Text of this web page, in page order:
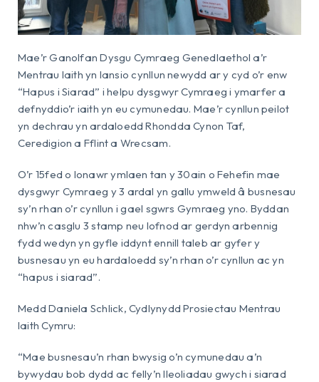
Mae’r Ganolfan Dysgu Cymraeg Genedlaethol a’r
Mentrau Iaith yn lansio cynllun newydd ar y cyd o’r enw
“Hapus i Siarad” i helpu dysgwyr Cymraeg i ymarfer a
defnyddio’r iaith yn eu cymunedau. Mae’r cynllun peilot
yn dechrau yn ardaloedd Rhondda Cynon Taf,
Ceredigion a Fflint a Wrecsam.
O’r 15fed o Ionawr ymlaen tan y 30ain o Fehefin mae
dysgwyr Cymraeg y 3 ardal yn gallu ymweld â busnesau
sy’n rhan o’r cynllun i gael sgwrs Gymraeg yno. Byddan
nhw’n casglu 3 stamp neu lofnod ar gerdyn arbennig
fydd wedyn yn gyfle iddynt ennill taleb ar gyfer y
busnesau yn eu hardaloedd sy’n rhan o’r cynllun ac yn
“hapus i siarad”.
Medd Daniela Schlick, Cydlynydd Prosiectau Mentrau
Iaith Cymru:
“Mae busnesau’n rhan bwysig o’n cymunedau a’n
bywydau bob dydd ac felly’n lleoliadau gwych i siarad